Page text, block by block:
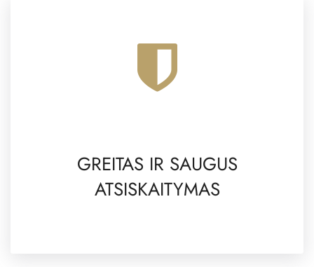
GREITAS IR SAUGUS
ATSISKAITYMAS